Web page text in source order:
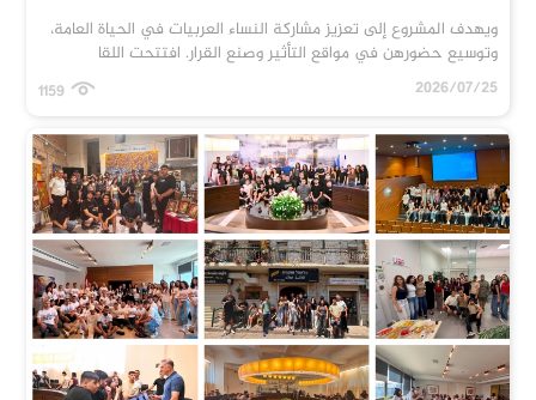
ويهدف المشروع إلى تعزيز مشاركة النساء العربيات في الحياة العامة،
وتوسيع حضورهن في مواقع التأثير وصنع القرار. افتتحت اللقا
2026/07/25